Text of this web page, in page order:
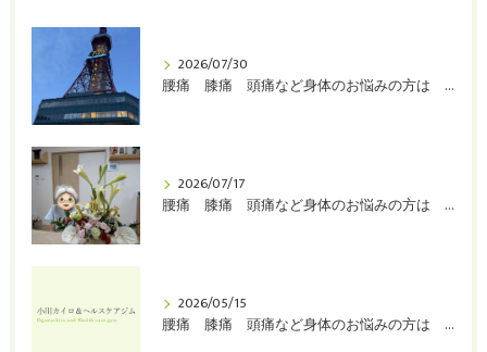
2026/07/30
腰痛 膝痛 頭痛など身体のお悩みの方は 堺市 整体 カイロプラクティック 小川カイロ＆ヘルスケアジムへ！
2026/07/17
腰痛 膝痛 頭痛など身体のお悩みの方は 堺市 整体 カイロプラクティック 小川カイロ＆ヘルスケアジムへ！
2026/05/15
腰痛 膝痛 頭痛など身体のお悩みの方は 堺市 整体 カイロプラクティック 小川カイロ＆ヘルスケアジムへ！